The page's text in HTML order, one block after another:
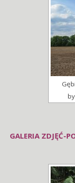
GALERIA ZDJĘĆ-